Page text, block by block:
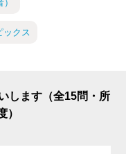
ックス
します（全15問・所
）